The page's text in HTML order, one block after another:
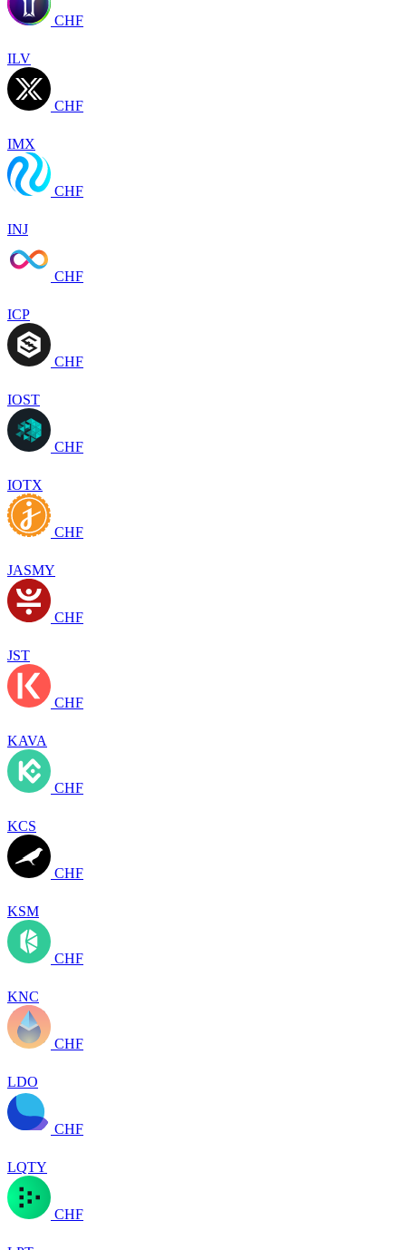
CHF
ILV
CHF
IMX
CHF
INJ
CHF
ICP
CHF
IOST
CHF
IOTX
CHF
JASMY
CHF
JST
CHF
KAVA
CHF
KCS
CHF
KSM
CHF
KNC
CHF
LDO
CHF
LQTY
CHF